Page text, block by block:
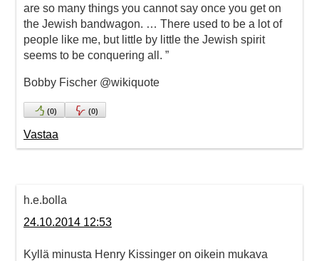
are so many things you cannot say once you get on
the Jewish bandwagon. … There used to be a lot of
people like me, but little by little the Jewish spirit
seems to be conquering all. ”
Bobby Fischer @wikiquote
(0) (0)
Vastaa
h.e.bolla
24.10.2014 12:53
Kyllä minusta Henry Kissinger on oikein mukava